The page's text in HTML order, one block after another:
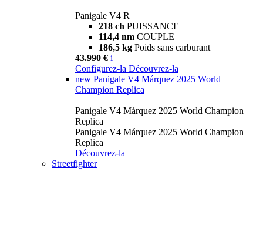
Panigale V4 R
218 ch PUISSANCE
114,4 nm COUPLE
186,5 kg Poids sans carburant
43.990 € i
Configurez-la Découvrez-la
new Panigale V4 Márquez 2025 World
Champion Replica
Panigale V4 Márquez 2025 World Champion
Replica
Panigale V4 Márquez 2025 World Champion
Replica
Découvrez-la
Streetfighter